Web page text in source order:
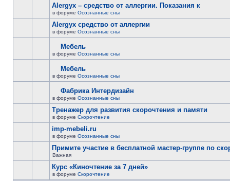
Alergyx – средство от аллергии. Показания к
в форуме Осознанные сны
Alergyx средство от аллергии
в форуме Осознанные сны
Мебель
в форуме Осознанные сны
Мебель
в форуме Осознанные сны
Фабрика Интердизайн
в форуме Осознанные сны
Тренажер для развития скорочтения и памяти
в форуме Скорочтение
imp-mebeli.ru
в форуме Осознанные сны
Примите участие в бесплатной мастер-группе по
Важная
Курс «Киночтение за 7 дней»
в форуме Скорочтение